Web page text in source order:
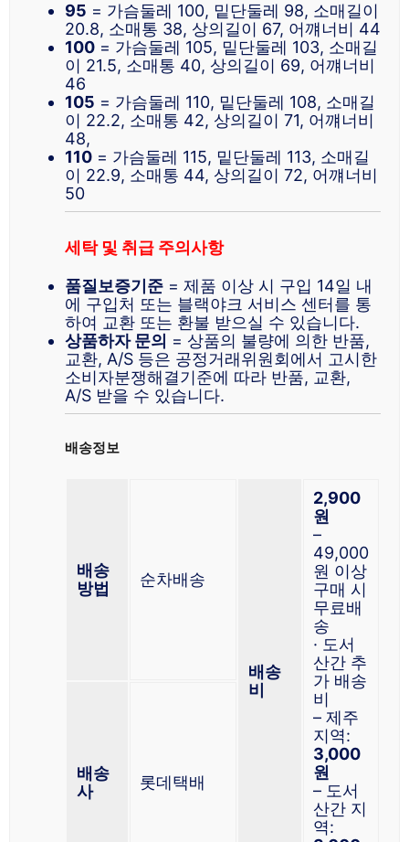
95 = 가슴둘레 100, 밑단둘레 98, 소매길이
20.8, 소매통 38, 상의길이 67, 어꺠너비 44
100 = 가슴둘레 105, 밑단둘레 103, 소매길
이 21.5, 소매통 40, 상의길이 69, 어꺠너비
46
105 = 가슴둘레 110, 밑단둘레 108, 소매길
이 22.2, 소매통 42, 상의길이 71, 어꺠너비
48,
110 = 가슴둘레 115, 밑단둘레 113, 소매길
이 22.9, 소매통 44, 상의길이 72, 어꺠너비
50
세탁 및 취급 주의사항
품질보증기준 = 제품 이상 시 구입 14일 내
에 구입처 또는 블랙야크 서비스 센터를 통
하여 교환 또는 환불 받으실 수 있습니다.
상품하자 문의 = 상품의 불량에 의한 반품,
교환, A/S 등은 공정거래위원회에서 고시한
소비자분쟁해결기준에 따라 반품, 교환,
A/S 받을 수 있습니다.
배송정보
배송
방법
순차배송
배송
비
2,900
원
–
49,000
원 이상
구매 시
무료배
송
· 도서
산간 추
가 배송
비
– 제주
지역:
3,000
원
– 도서
산간 지
역:
배송
사
롯데택배